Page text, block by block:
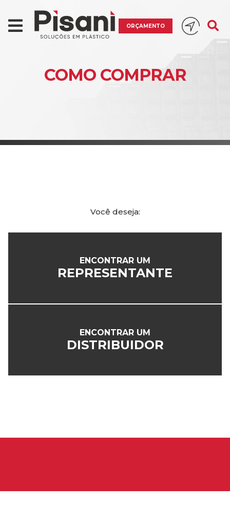
ORÇAMENTO
COMO COMPRAR
Você deseja:
ENCONTRAR UM
REPRESENTANTE
ENCONTRAR UM
DISTRIBUIDOR